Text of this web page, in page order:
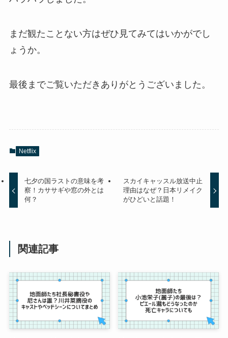
まだ観たことない方はぜひ見てみてはいかがでし
ょうか。
最後までご覧いただきありがとうございました。
Netflix
七夕の国ラストの意味を考
察！カササギや窓の外とは
何？
スカイキャッスル放送中止
理由はなぜ？日本リメイク
がひどいと話題！
関連記事